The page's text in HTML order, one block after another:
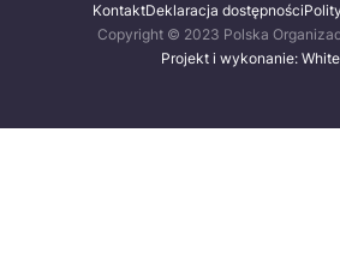
KontaktDeklaracja dostępności
Copyright © 2023 Polska
Projekt i wykonanie: